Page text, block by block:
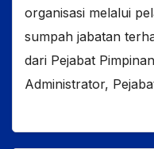
organisasi melalui
sumpah jabatan
dari Pejabat
Administrator,